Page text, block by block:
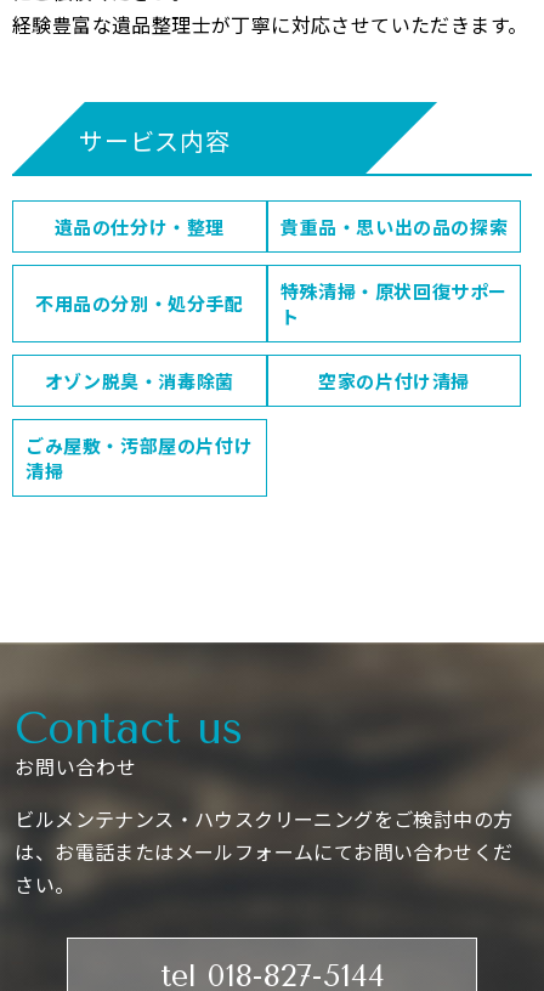
経験豊富な遺品整理士が丁寧に対応させていただきます。
サービス内容
遺品の仕分け・整理 貴重品・思い出の品の探索
不用品の分別・処分手配
特殊清掃・原状回復サポー
ト
オゾン脱臭・消毒除菌 空家の片付け清掃
ごみ屋敷・汚部屋の片付け
清掃
Contact us
お問い合わせ
ビルメンテナンス・ハウスクリーニングをご検討中の方
は、お電話またはメールフォームにてお問い合わせくだ
さい。
tel 018-827-5144